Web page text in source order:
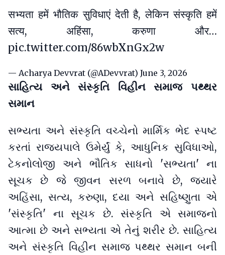
सभ्यता हमें भौतिक सुविधाएं देती है, लेकिन संस्कृति हमें
सत्य, अहिंसा, करुणा और…
pic.twitter.com/86wbXnGx2w
— Acharya Devvrat (@ADevvrat) June 3, 2026
સાહિત્ય અને સંસ્કૃતિ વિહીન સમાજ પથ્થર
સમાન
સભ્યતા અને સંસ્કૃતિ વચ્ચેનો માર્મિક ભેદ સ્પષ્ટ
કરતાં રાજ્યપાલે ઉમેર્યું કે, આધુનિક સુવિધાઓ,
ટેકનોલોજી અને ભૌતિક સાધનો 'સભ્યતા' ના
સૂચક છે જે જીવન સરળ બનાવે છે, જ્યારે
અહિંસા, સત્ય, કરુણા, દયા અને સહિષ્ણુતા એ
'સંસ્કૃતિ' ના સૂચક છે. સંસ્કૃતિ એ સમાજનો
આત્મા છે અને સભ્યતા એ તેનું શરીર છે. સાહિત્ય
અને સંસ્કૃતિ વિહીન સમાજ પથ્થર સમાન બની